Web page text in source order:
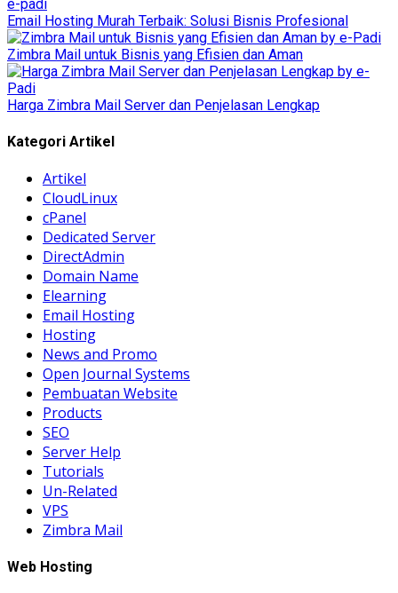
Email Hosting Murah Terbaik: Solusi Bisnis Profesional
Zimbra Mail untuk Bisnis yang Efisien dan Aman
Harga Zimbra Mail Server dan Penjelasan Lengkap
Kategori Artikel
Artikel
CloudLinux
cPanel
Dedicated Server
DirectAdmin
Domain Name
Elearning
Email Hosting
Hosting
News and Promo
Open Journal Systems
Pembuatan Website
Products
SEO
Server Help
Tutorials
Un-Related
VPS
Zimbra Mail
Web Hosting